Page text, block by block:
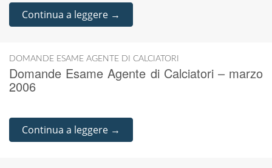
Continua a leggere →
DOMANDE ESAME AGENTE DI CALCIATORI
Domande Esame Agente di Calciatori – marzo
2006
Continua a leggere →